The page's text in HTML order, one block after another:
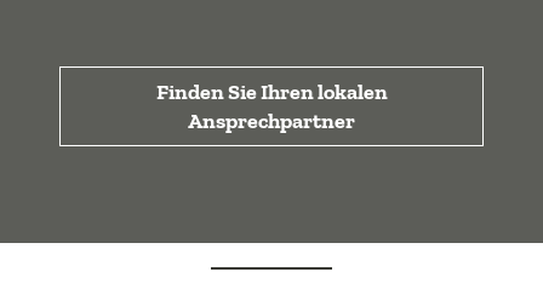
Finden Sie Ihren lokalen
Ansprechpartner